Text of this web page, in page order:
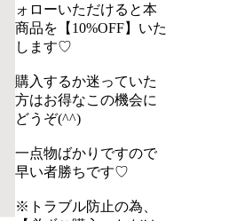
ォローいただけると本
商品を【10%OFF】いた
します♡
購入するか迷っていた
方はお得なこの機会に
どうぞ(^^)
一点物ばかりですので
早い者勝ちです♡
※トラブル防止の為、